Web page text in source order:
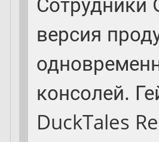
версия
консолей.
DuckTales